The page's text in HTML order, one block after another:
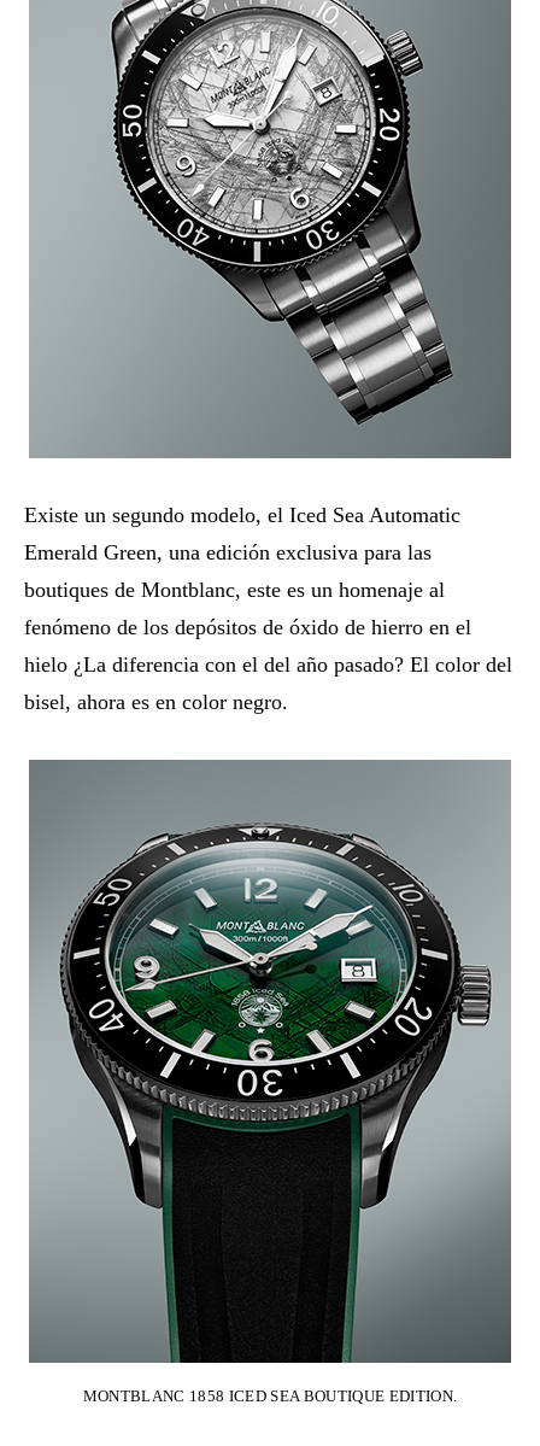
Existe un segundo modelo, el Iced Sea Automatic
Emerald Green, una edición exclusiva para las
boutiques de Montblanc, este es un homenaje al
fenómeno de los depósitos de óxido de hierro en el
hielo ¿La diferencia con el del año pasado? El color del
bisel, ahora es en color negro.
MONTBLANC 1858 ICED SEA BOUTIQUE EDITION.